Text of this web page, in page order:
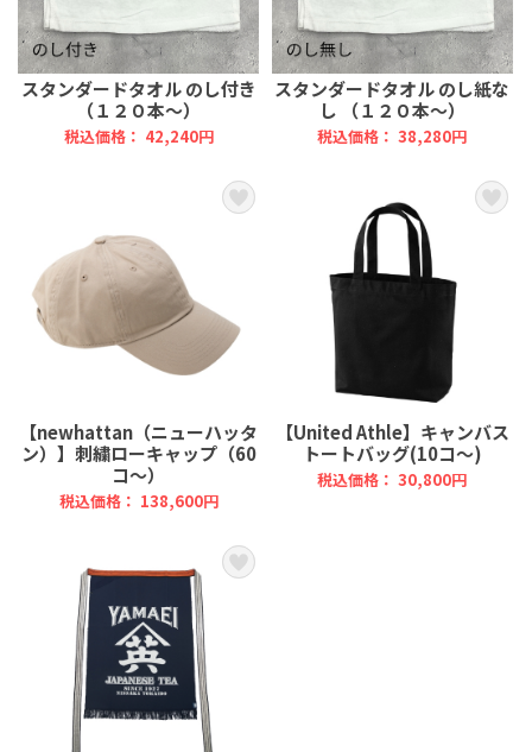
スタンダードタオル のし付き
（１２０本～）
税込価格： 42,240円
スタンダードタオル のし紙な
し （１２０本～）
税込価格： 38,280円
【newhattan（ニューハッタ
ン）】刺繍ローキャップ（60
コ～）
税込価格： 138,600円
【United Athle】キャンバス
トートバッグ(10コ～)
税込価格： 30,800円